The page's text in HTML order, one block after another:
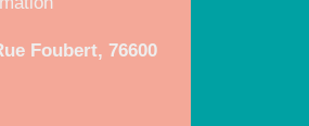
Foubert, 76600